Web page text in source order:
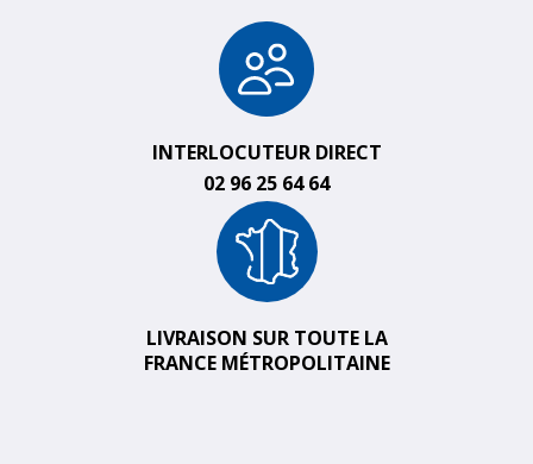
INTERLOCUTEUR DIRECT
02 96 25 64 64
LIVRAISON SUR TOUTE LA
FRANCE MÉTROPOLITAINE